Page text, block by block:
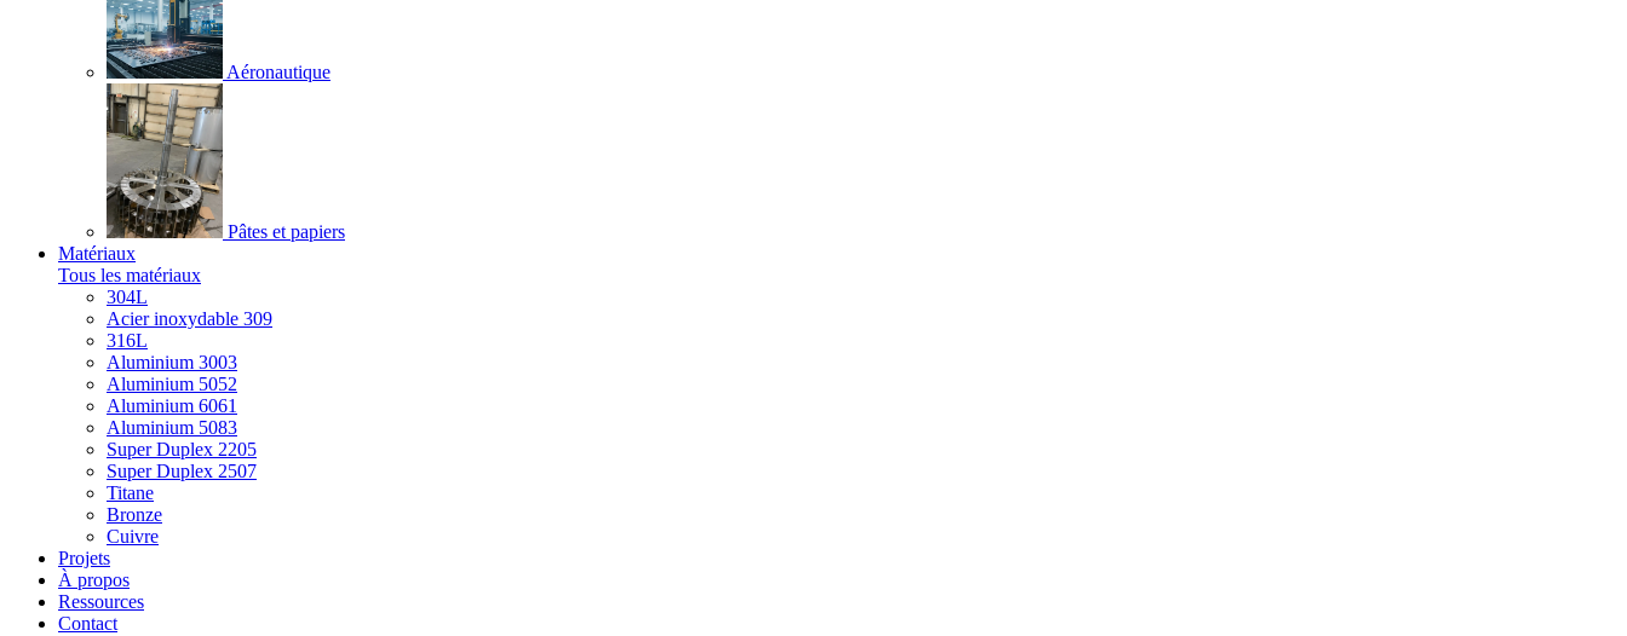
Aéronautique
Pâtes et papiers
Matériaux
Tous les matériaux
304L
Acier inoxydable 309
316L
Aluminium 3003
Aluminium 5052
Aluminium 6061
Aluminium 5083
Super Duplex 2205
Super Duplex 2507
Titane
Bronze
Cuivre
Projets
À propos
Ressources
Contact